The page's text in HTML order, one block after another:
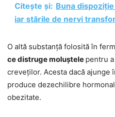
Citește și: Buna
iar stările de nervi
O altă substanță folosită în
ce distruge moluștele pentru
creveților. Acesta dacă ajunge
produce dezechilibre
obezitate.